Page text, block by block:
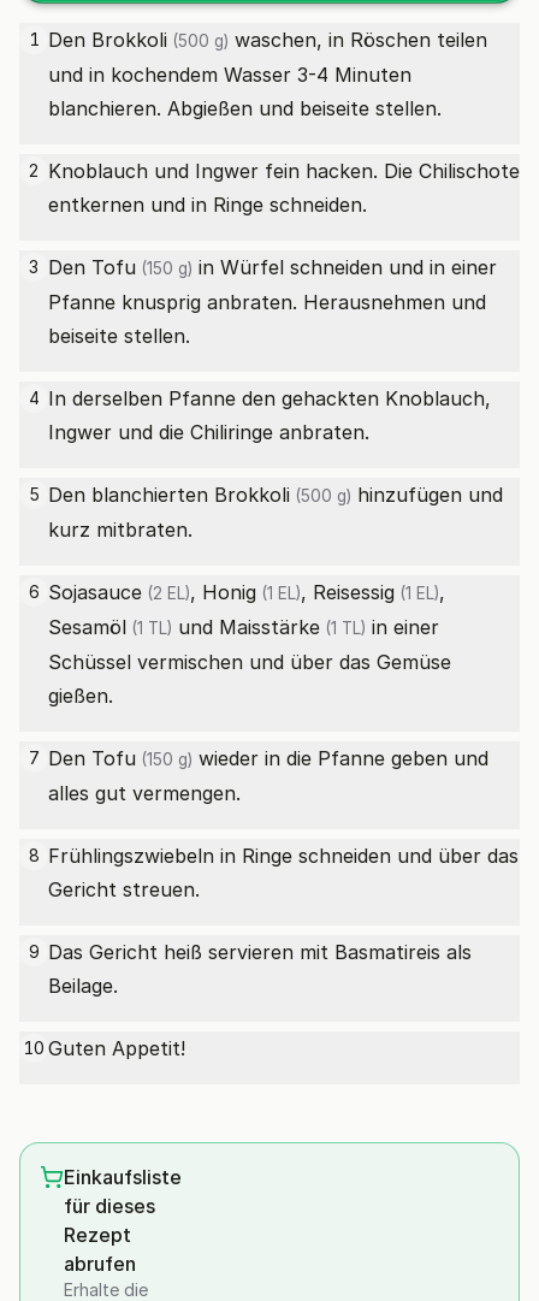
1 Den Brokkoli (500 g) waschen, in Röschen teilen
und in kochendem Wasser 3-4 Minuten
blanchieren. Abgießen und beiseite stellen.
2 Knoblauch und Ingwer fein hacken. Die Chilischote
entkernen und in Ringe schneiden.
3 Den Tofu (150 g) in Würfel schneiden und in einer
Pfanne knusprig anbraten. Herausnehmen und
beiseite stellen.
4 In derselben Pfanne den gehackten Knoblauch,
Ingwer und die Chiliringe anbraten.
5 Den blanchierten Brokkoli (500 g) hinzufügen und
kurz mitbraten.
6 Sojasauce (2 EL), Honig (1 EL), Reisessig (1 EL),
Sesamöl (1 TL) und Maisstärke (1 TL) in einer
Schüssel vermischen und über das Gemüse
gießen.
7 Den Tofu (150 g) wieder in die Pfanne geben und
alles gut vermengen.
8 Frühlingszwiebeln in Ringe schneiden und über das
Gericht streuen.
9 Das Gericht heiß servieren mit Basmatireis als
Beilage.
10 Guten Appetit!
Einkaufsliste
für dieses
Rezept
abrufen
Erhalte die